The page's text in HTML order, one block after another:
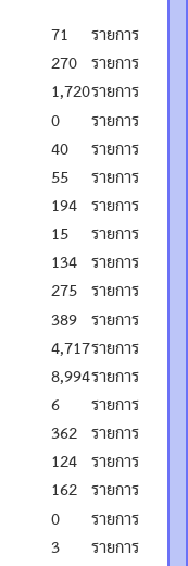
71
รายการ
270 รายการ
1,720รายการ
0
รายการ
40
รายการ
55
รายการ
194 รายการ
15
รายการ
134 รายการ
275 รายการ
389 รายการ
4,717รายการ
8,994รายการ
6
รายการ
362 รายการ
124 รายการ
162 รายการ
0
รายการ
3 รายการ